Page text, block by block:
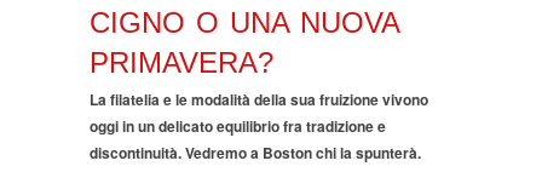
CIGNO O UNA NUOVA
PRIMAVERA?
La filatelia e le modalità della sua fruizione vivono
oggi in un delicato equilibrio fra tradizione e
discontinuità. Vedremo a Boston chi la spunterà.